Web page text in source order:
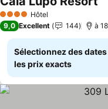
4 Étoiles Hôtel
9,0 Excellent 144 à
Sélectionnez des
les prix exacts